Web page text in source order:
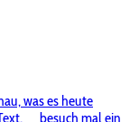
was es heute
besuch mal ein